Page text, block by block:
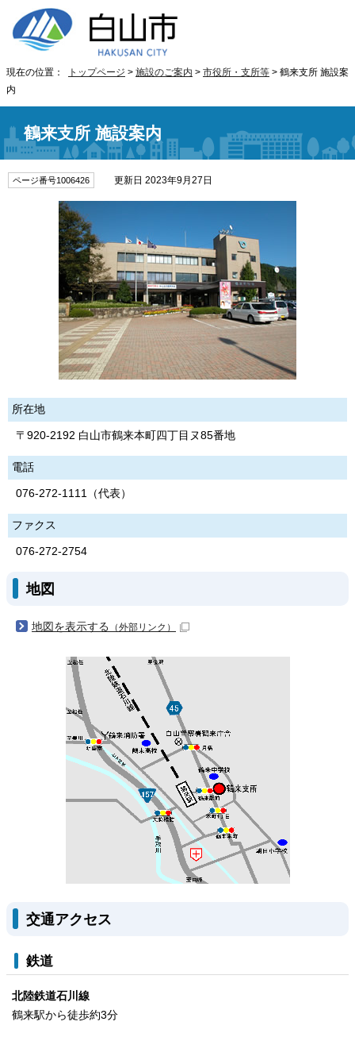
現在の位置： トップページ > 施設のご案内 > 市役所・支所等 > 鶴来支所 施設案
内
鶴来支所 施設案内
ページ番号1006426 更新日 2023年9月27日
所在地
〒920-2192 白山市鶴来本町四丁目ヌ85番地
電話
076-272-1111（代表）
ファクス
076-272-2754
地図
地図を表示する （外部リンク）
交通アクセス
鉄道
北陸鉄道石川線
鶴来駅から徒歩約3分